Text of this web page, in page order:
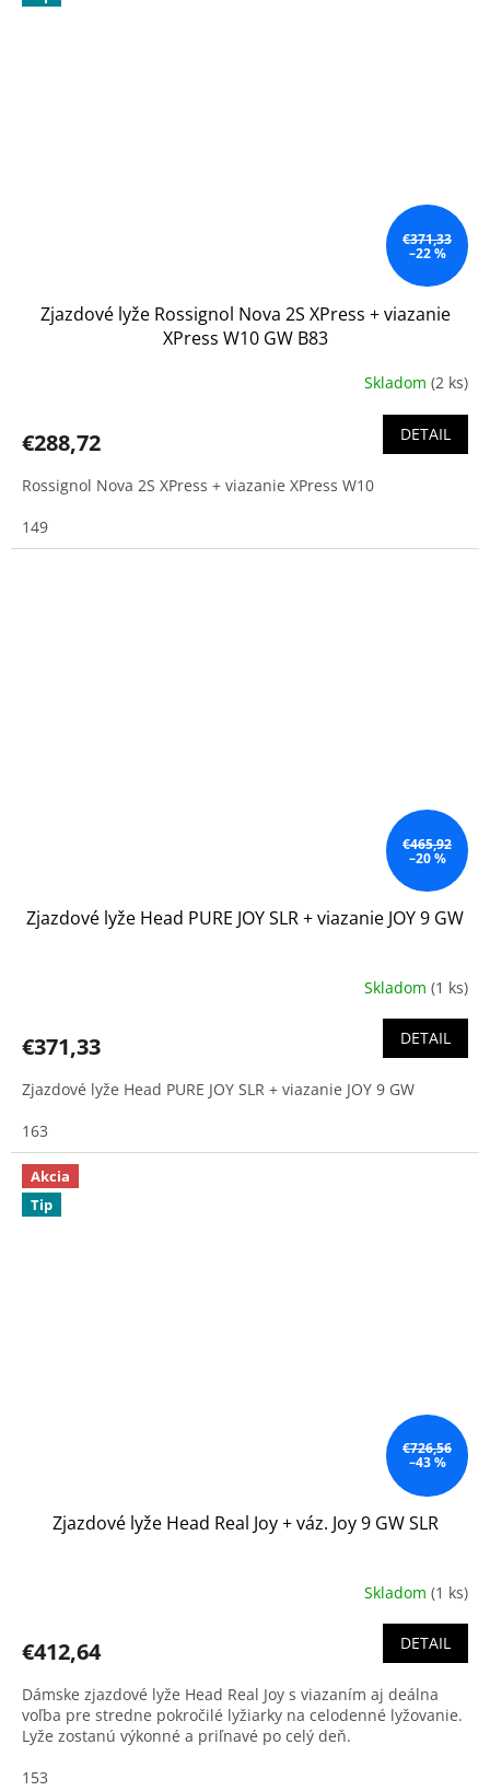
€371,33
–22 %
Zjazdové lyže Rossignol Nova 2S XPress + viazanie
XPress W10 GW B83
Skladom (2 ks)
€288,72 DETAIL
Rossignol Nova 2S XPress + viazanie XPress W10
149
€465,92
–20 %
Zjazdové lyže Head PURE JOY SLR + viazanie JOY 9 GW
Skladom (1 ks)
€371,33 DETAIL
Zjazdové lyže Head PURE JOY SLR + viazanie JOY 9 GW
163
Akcia
Tip
€726,56
–43 %
Zjazdové lyže Head Real Joy + váz. Joy 9 GW SLR
Skladom (1 ks)
€412,64 DETAIL
Dámske zjazdové lyže Head Real Joy s viazaním aj deálna
voľba pre stredne pokročilé lyžiarky na celodenné lyžovanie.
Lyže zostanú výkonné a priľnavé po celý deň.
153